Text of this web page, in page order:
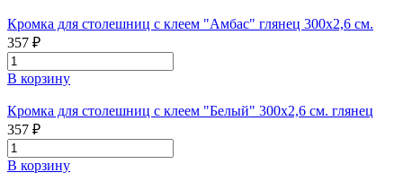
Кромка для столешниц с клеем "Амбас" глянец 300х2,6 см.
357 ₽
В корзину
Кромка для столешниц с клеем "Белый" 300х2,6 см. глянец
357 ₽
В корзину